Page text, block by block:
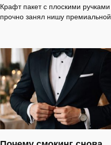
Крафт пакет с плоскими ручками
прочно занял нишу премиальной